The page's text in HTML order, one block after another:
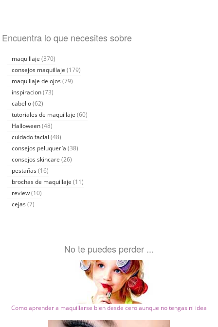
Encuentra lo que necesites sobre
maquillaje (370)
consejos maquillaje (179)
maquillaje de ojos (79)
inspiracion (73)
cabello (62)
tutoriales de maquillaje (60)
Halloween (48)
cuidado facial (48)
consejos peluquería (38)
consejos skincare (26)
pestañas (16)
brochas de maquillaje (11)
review (10)
cejas (7)
No te puedes perder ...
Como aprender a maquillarse bien desde cero aunque no tengas ni idea